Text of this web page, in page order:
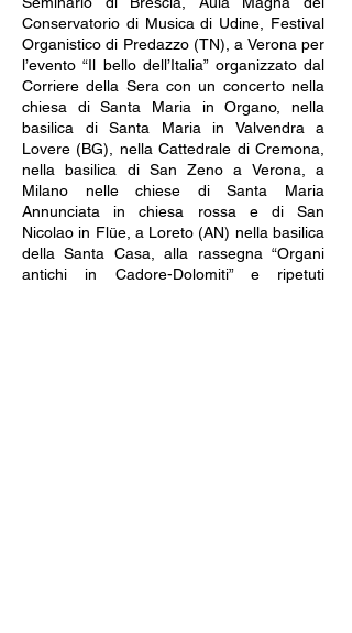
Conservatorio di Musica di Udine, Festival
Organistico di Predazzo (TN), a Verona per
l’evento “Il bello dell’Italia” organizzato dal
Corriere della Sera con un concerto nella
chiesa di Santa Maria in Organo, nella
basilica di Santa Maria in Valvendra a
Lovere (BG), nella Cattedrale di Cremona,
nella basilica di San Zeno a Verona, a
Milano nelle chiese di Santa Maria
Annunciata in chiesa rossa e di San
Nicolao in Flüe, a Loreto (AN) nella basilica
della Santa Casa, alla rassegna “Organi
antichi in Cadore-Dolomiti” e ripetuti